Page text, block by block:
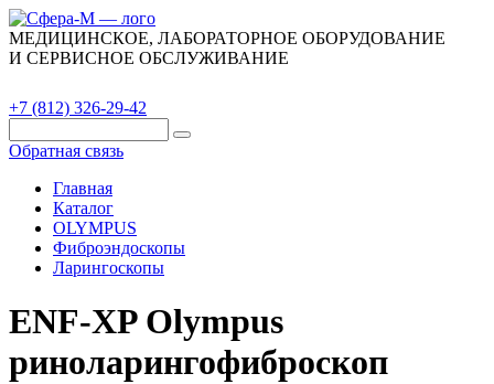
МЕДИЦИНСКОЕ, ЛАБОРАТОРНОЕ ОБОРУДОВАНИЕ
И СЕРВИСНОЕ ОБСЛУЖИВАНИЕ
+7 (812) 326-29-42
Обратная связь
Главная
Каталог
OLYMPUS
Фиброэндоскопы
Ларингоскопы
ENF-XP Olympus
риноларингофиброскоп